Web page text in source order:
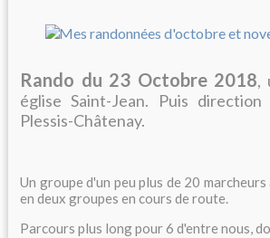
Rando du 23 Octobre 2018,
église Saint-Jean. Puis
Plessis-Châtenay.
Un groupe d'un peu plus de 20
en deux groupes en cours de route.
Parcours plus long pour 6 d'entre nous,